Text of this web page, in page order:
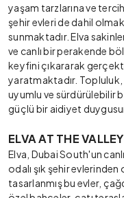
yaşam tarzlarına ve
şehir evleri de dahil
sunmaktadır. Elva
ve canlı bir perakende
keyfini çıkararak
yaratmaktadır.
uyumlu ve sürdürülebilir
güçlü bir aidiyet
ELVA AT THE
Elva, Dubai South'un
odalı şık şehir
tasarlanmış bu evler,